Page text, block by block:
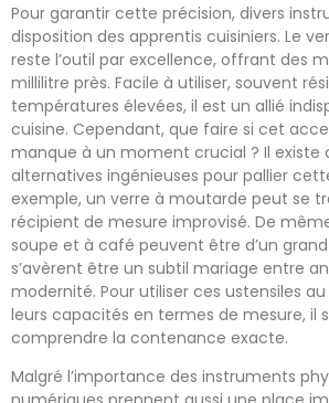
Pour garantir cette précision, divers
disposition des apprentis cuisiniers. Le
reste l’outil par excellence, offrant des
millilitre près. Facile à utiliser, souvent
températures élevées, il est un allié
cuisine. Cependant, que faire si cet
manque à un moment crucial ? Il existe
alternatives ingénieuses pour pallier
exemple, un verre à moutarde peut se
récipient de mesure improvisé. De
soupe et à café peuvent être d’un grand
s’avèrent être un subtil mariage entre
modernité. Pour utiliser ces ustensiles
leurs capacités en termes de mesure, il
comprendre la contenance exacte.
Malgré l’importance des instruments